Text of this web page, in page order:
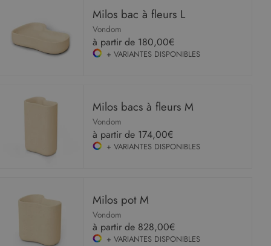
Milos bac à fleurs L
Vondom
à partir de 180,00€
+ VARIANTES DISPONIBLES
Milos bacs à fleurs M
Vondom
à partir de 174,00€
+ VARIANTES DISPONIBLES
Milos pot M
Vondom
à partir de 828,00€
+ VARIANTES DISPONIBLES